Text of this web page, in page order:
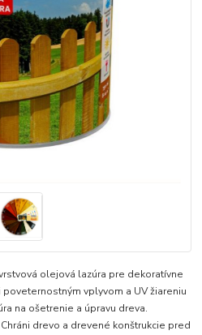
olejová lazúra pre dekoratívne
vplyvom a UV žiareniu
na ošetrenie a úpravu dreva.
drevo a drevené konštrukcie pred